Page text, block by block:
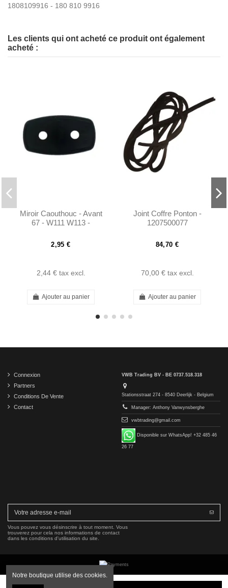
1808109916 - 180 810 9916
Les clients qui ont acheté ce produit ont également
acheté :
Miroir Caouthouc - Avant
67 - W111 W113 -
2,95 €
2,44 € tax excl.
Ajouter au panier
Joint Coffre Ponton -
1207500077
84,70 €
70,00 € tax excl.
Ajouter au panier
Connexion
Partners
Conditions De Vente
Contact
VWB Trading BV - BE 0737.518.318
Stationsstraat 274 - 8540 Deerlijk - Belgium
Manager: Anthony Vanwynsberghe
vwbtrading@gmail.com
Disponible sur WhatsApp! +32 485 46
26 77
Vous pouvez vous désinscrire à tout moment. Vous
trouverez pour cela nos informations de contact
dans les conditions d'utilisation du site.
Copyright © 2016-2026 VWB Trading BV. All rights reserved.
Notre boutique utilise des cookies.